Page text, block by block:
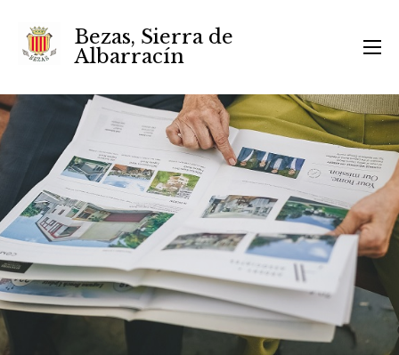
Bezas, Sierra de
Albarracín